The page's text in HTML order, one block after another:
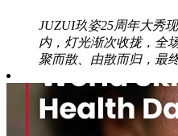
JUZUI玖姿25周年大秀
内，灯光渐次收拢，全
聚而散、由散而归，最